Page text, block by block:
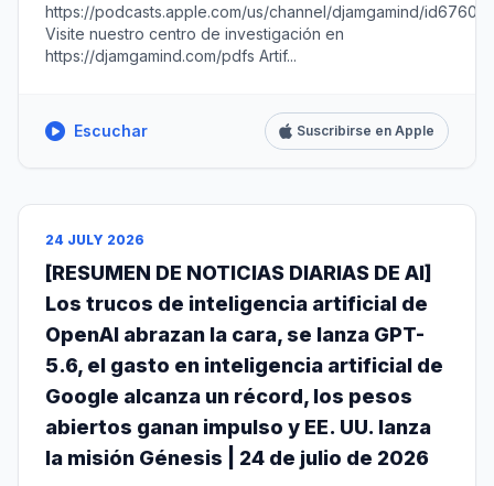
https://podcasts.apple.com/us/channel/djamgamind/
Visite nuestro centro de investigación en
https://djamgamind.com/pdfs Artif...
Escuchar Suscribirse en Apple
24 JULY 2026
[RESUMEN DE NOTICIAS DIARIAS DE AI]
Los trucos de inteligencia artificial de
OpenAI abrazan la cara, se lanza GPT-
5.6, el gasto en inteligencia artificial de
Google alcanza un récord, los pesos
abiertos ganan impulso y EE. UU. lanza
la misión Génesis | 24 de julio de 2026